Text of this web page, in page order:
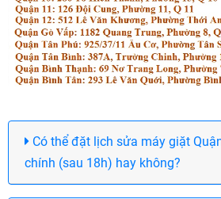
Có thể đặt lịch sửa máy giặt
chính (sau 18h) hay không?